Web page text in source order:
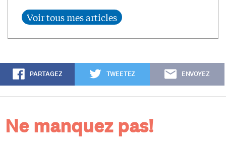
PARTAGEZ TWEETEZ ENVOYEZ
Ne manquez pas!